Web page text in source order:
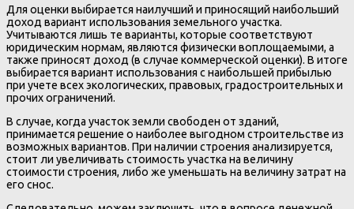
Для оценки выбирается наилучший и приносящий наибольший
доход вариант использования земельного участка.
Учитываются лишь те варианты, которые соответствуют
юридическим нормам, являются физически воплощаемыми, а
также приносят доход (в случае коммерческой оценки). В итоге
выбирается вариант использования с наибольшей прибылью
при учете всех экологических, правовых, градостроительных и
прочих ограничений.
В случае, когда участок земли свободен от зданий,
принимается решение о наиболее выгодном строительстве из
возможных вариантов. При наличии строения анализируется,
стоит ли увеличивать стоимость участка на величину
стоимости строения, либо же уменьшать на величину затрат на
его снос.